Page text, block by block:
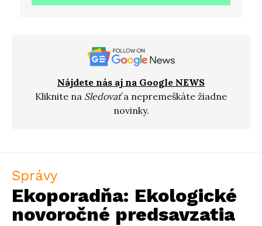
Nájdete nás aj na Google NEWS
Kliknite na Sledovaťa nepremeškáte žiadne
novinky.
Správy
Ekoporadňa: Ekologické
novoročné predsavzatia